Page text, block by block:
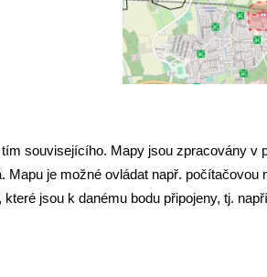
souvisejícího. Mapy jsou zpracovány v
je možné ovládat např. počítačovou
jsou k danému bodu připojeny, tj.